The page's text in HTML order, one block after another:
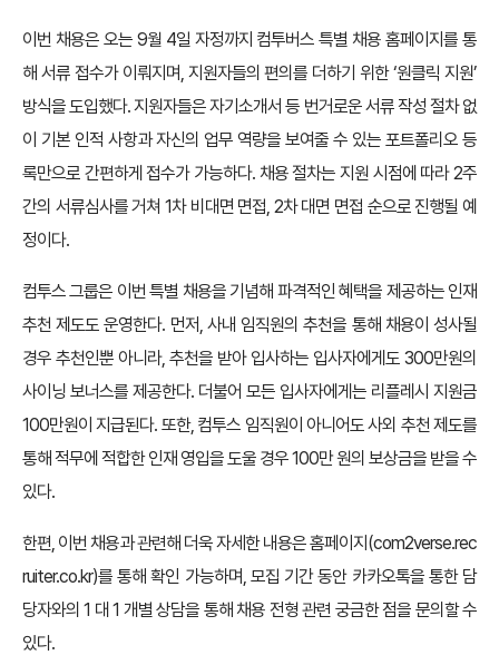
이번 채용은 오는 9월 4일 자정까지 컴투버스 특별 채용 홈페이지를 통
해 서류 접수가 이뤄지며, 지원자들의 편의를 더하기 위한 ‘원클릭 지원’
방식을 도입했다. 지원자들은 자기소개서 등 번거로운 서류 작성 절차 없
이 기본 인적 사항과 자신의 업무 역량을 보여줄 수 있는 포트폴리오 등
록만으로 간편하게 접수가 가능하다. 채용 절차는 지원 시점에 따라 2주
간의 서류심사를 거쳐 1차 비대면 면접, 2차 대면 면접 순으로 진행될 예
정이다.
컴투스 그룹은 이번 특별 채용을 기념해 파격적인 혜택을 제공하는 인재
추천 제도도 운영한다. 먼저, 사내 임직원의 추천을 통해 채용이 성사될
경우 추천인뿐 아니라, 추천을 받아 입사하는 입사자에게도 300만원의
사이닝 보너스를 제공한다. 더불어 모든 입사자에게는 리플레시 지원금
100만원이 지급된다. 또한, 컴투스 임직원이 아니어도 사외 추천 제도를
통해 적무에 적합한 인재 영입을 도울 경우 100만 원의 보상금을 받을 수
있다.
한편, 이번 채용과 관련해 더욱 자세한 내용은 홈페이지(com2verse.rec
ruiter.co.kr)를 통해 확인 가능하며, 모집 기간 동안 카카오톡을 통한 담
당자와의 1 대 1 개별 상담을 통해 채용 전형 관련 궁금한 점을 문의할 수
있다.